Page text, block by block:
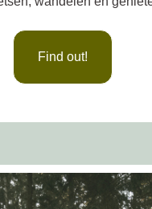
Find out!